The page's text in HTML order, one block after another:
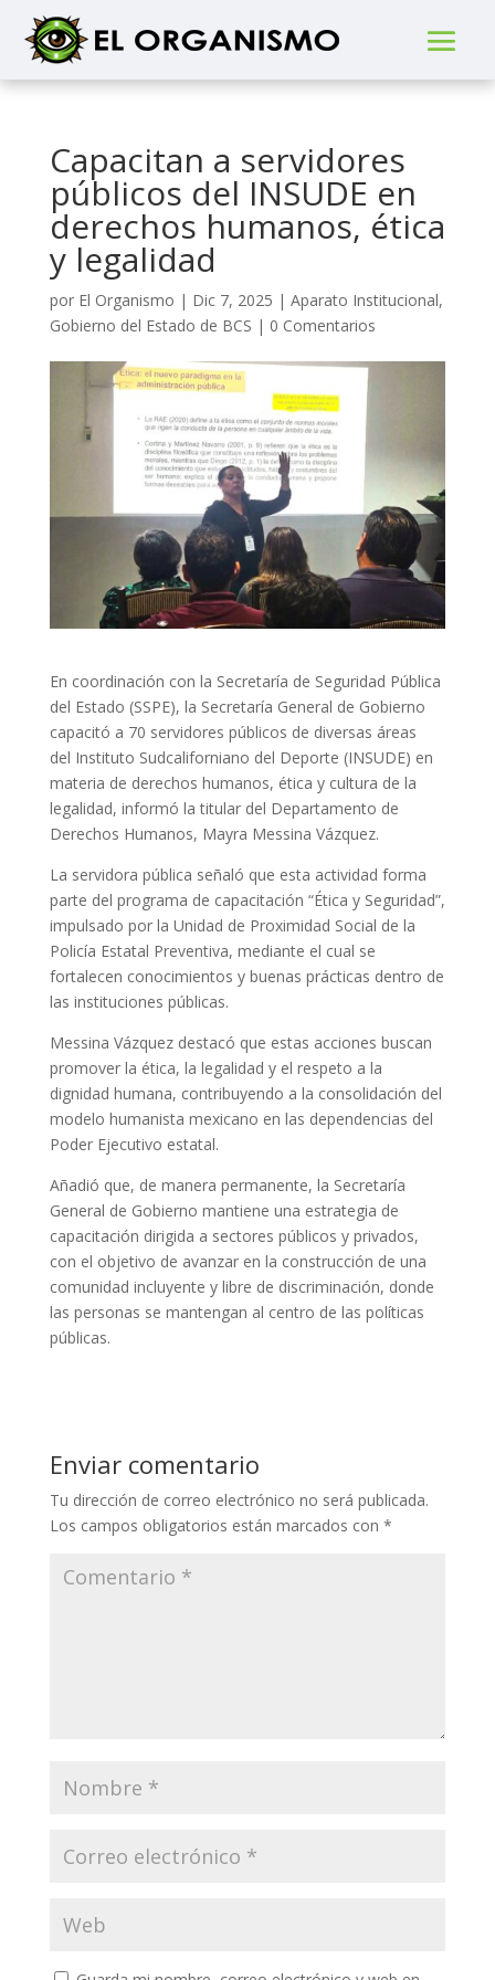
Capacitan a servidores
públicos del INSUDE en
derechos humanos, ética
y legalidad
por El Organismo | Dic 7, 2025 | Aparato Institucional,
Gobierno del Estado de BCS | 0 Comentarios
En coordinación con la Secretaría de Seguridad Pública
del Estado (SSPE), la Secretaría General de Gobierno
capacitó a 70 servidores públicos de diversas áreas
del Instituto Sudcaliforniano del Deporte (INSUDE) en
materia de derechos humanos, ética y cultura de la
legalidad, informó la titular del Departamento de
Derechos Humanos, Mayra Messina Vázquez.
La servidora pública señaló que esta actividad forma
parte del programa de capacitación “Ética y Seguridad”,
impulsado por la Unidad de Proximidad Social de la
Policía Estatal Preventiva, mediante el cual se
fortalecen conocimientos y buenas prácticas dentro de
las instituciones públicas.
Messina Vázquez destacó que estas acciones buscan
promover la ética, la legalidad y el respeto a la
dignidad humana, contribuyendo a la consolidación del
modelo humanista mexicano en las dependencias del
Poder Ejecutivo estatal.
Añadió que, de manera permanente, la Secretaría
General de Gobierno mantiene una estrategia de
capacitación dirigida a sectores públicos y privados,
con el objetivo de avanzar en la construcción de una
comunidad incluyente y libre de discriminación, donde
las personas se mantengan al centro de las políticas
públicas.
Enviar comentario
Tu dirección de correo electrónico no será publicada.
Los campos obligatorios están marcados con *